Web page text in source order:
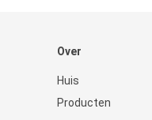
Over
Huis
Producten